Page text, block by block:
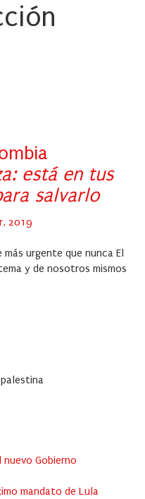
está en tus
salvarlo
2019
urgente que nunca El
y de nosotros mismos
Gobierno
mandato de Lula